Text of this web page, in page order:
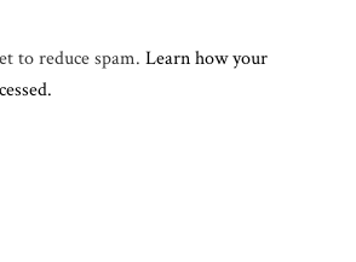
to reduce spam.Learn how your